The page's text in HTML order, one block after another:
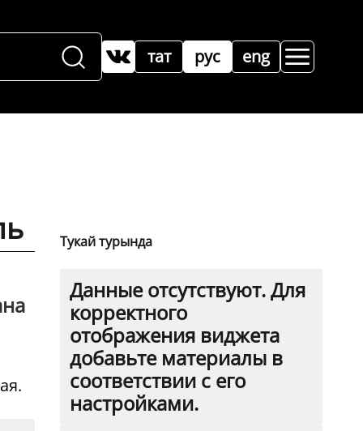
рус
тат eng
Тукай турында
Данные отсутствуют. Для
корректного
отображения виджета
добавьте материалы в
соответствии с его
настройками.